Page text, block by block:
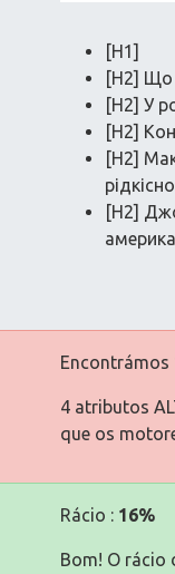
[H1]
[H2] Що
[H2] У
[H2]
[H2]
[H2]
Encontrámos
4 atributos
que os
Rácio : 16%
Bom! O rácio